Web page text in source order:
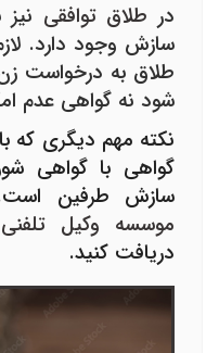
در طلاق توافقی
سازش وجود دارد.
طلاق به درخواست
شود نه گواهی عدم
نکته مهم دیگری که
گواهی با گواهی
سازش طرفین
موسسه وکیل تلفنی
دریافت کنید.